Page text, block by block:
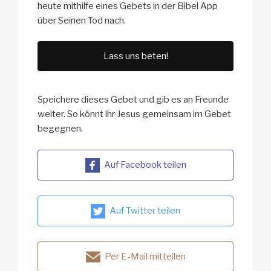
heute mithilfe eines Gebets in der Bibel App
über Seinen Tod nach.
Lass uns beten!
Speichere dieses Gebet und gib es an Freunde
weiter. So könnt ihr Jesus gemeinsam im Gebet
begegnen.
Auf Facebook teilen
Auf Twitter teilen
Per E-Mail mitteilen